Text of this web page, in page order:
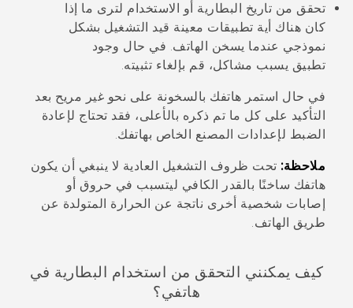
تحقق من تاريخ البطارية أو الاستخدام لترى ما إذا
كان هناك أية تطبيقات معينة قيد التشغيل بشكل
نموذجي عندما يسخن الهاتف. في حال وجود
تطبيق يسبب مشاكل، قم بإلغاء تثبيته.
في حال استمر هاتفك بالسخونة على نحو غير مريح بعد
التأكيد على كل ما تم ذكره بالأعلى، فقد تحتاج لإعادة
الضبط لإعدادات المصنع الخاص بهاتفك.
ملاحظة: تحت ظروف التشغيل العادية لا ينبغي أن يكون
هاتفك ساخنًا بالقدر الكافي ليتسبب في حروق أو
إصابات شخصية أخرى ناتجة عن الحرارة المتولدة عن
طريق الهاتف.
كيف يمكنني التحقق من استخدام البطارية في
هاتفي؟